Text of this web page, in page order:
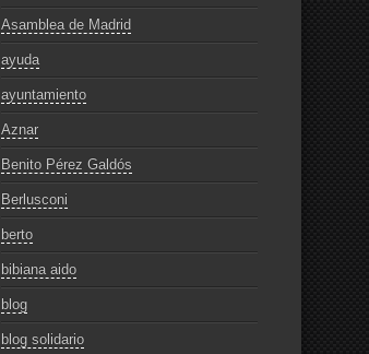
Asamblea de Madrid
ayuda
ayuntamiento
Aznar
Benito Pérez Galdós
Berlusconi
berto
bibiana aido
blog
blog solidario